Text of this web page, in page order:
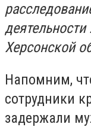
Херсонской
Напомним,
сотрудники
задержали